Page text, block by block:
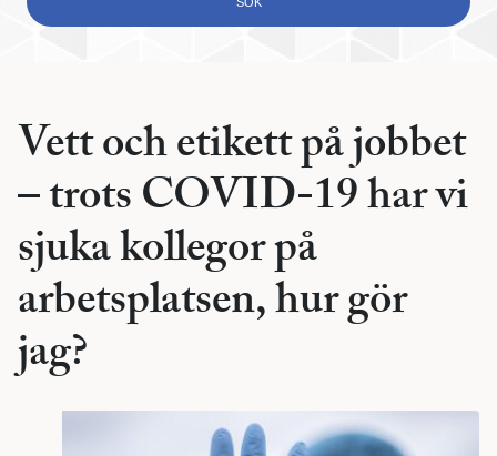
Vett och etikett på jobbet
– trots COVID-19 har vi
sjuka kollegor på
arbetsplatsen, hur gör
jag?